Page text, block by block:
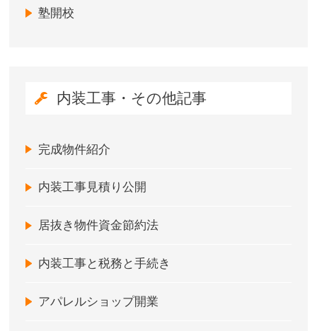
塾開校
内装工事・その他記事
完成物件紹介
内装工事見積り公開
居抜き物件資金節約法
内装工事と税務と手続き
アパレルショップ開業